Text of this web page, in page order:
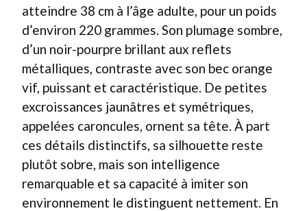
atteindre 38 cm à l’âge adulte, pour un poids
d’environ 220 grammes. Son plumage sombre,
d’un noir-pourpre brillant aux reflets
métalliques, contraste avec son bec orange
vif, puissant et caractéristique. De petites
excroissances jaunâtres et symétriques,
appelées caroncules, ornent sa tête. À part
ces détails distinctifs, sa silhouette reste
plutôt sobre, mais son intelligence
remarquable et sa capacité à imiter son
environnement le distinguent nettement. En